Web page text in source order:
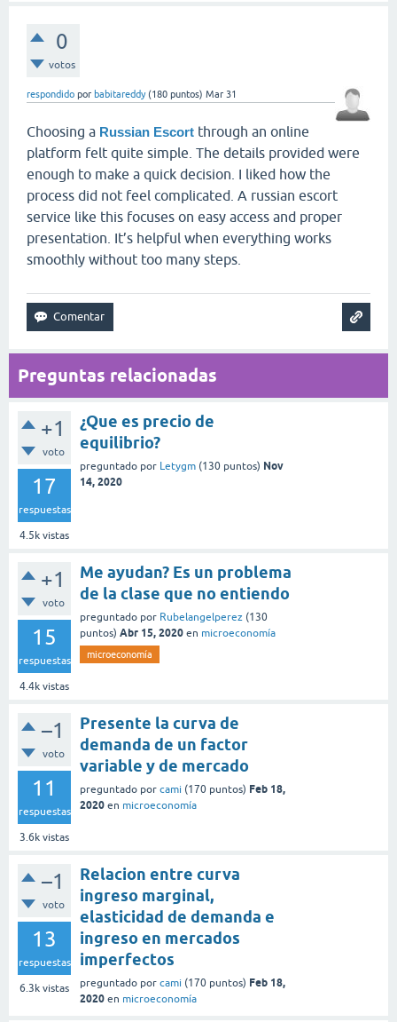
0
votos
respondido por babitareddy (180 puntos) Mar 31
Choosing a Russian Escort through an online
platform felt quite simple. The details provided were
enough to make a quick decision. I liked how the
process did not feel complicated. A russian escort
service like this focuses on easy access and proper
presentation. It’s helpful when everything works
smoothly without too many steps.
Preguntas relacionadas
+1
voto
17
respuestas
4.5k vistas
¿Que es precio de
equilibrio?
preguntado por Letygm (130 puntos) Nov
14, 2020
+1
voto
15
respuestas
4.4k vistas
Me ayudan? Es un problema
de la clase que no entiendo
preguntado por Rubelangelperez (130
puntos) Abr 15, 2020 en microeconomía
microeconomía
–1
voto
11
respuestas
3.6k vistas
Presente la curva de
demanda de un factor
variable y de mercado
preguntado por cami (170 puntos) Feb 18,
2020 en microeconomía
–1
voto
13
respuestas
6.3k vistas
Relacion entre curva
ingreso marginal,
elasticidad de demanda e
ingreso en mercados
imperfectos
preguntado por cami (170 puntos) Feb 18,
2020 en microeconomía